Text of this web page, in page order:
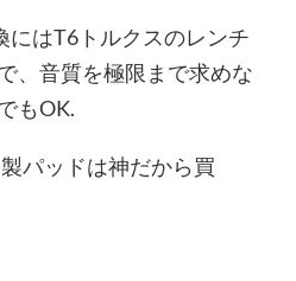
にはT6トルクスのレンチ
、音質を極限まで求めな
もOK.
パッドは神だから買